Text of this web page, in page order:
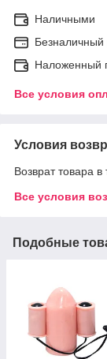
Наличными
Безналичный
Наложенный
Все условия
Условия
Возврат товара
Все условия
Подобные